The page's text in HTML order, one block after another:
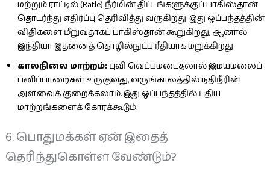
மற்றும் ராட்டில் (Ratle) நீர்மின் திட்டங்களுக்குப் பாகிஸ்தான்
தொடர்ந்து எதிர்ப்பு தெரிவித்து வருகிறது. இது ஒப்பந்தத்தின்
விதிகளை மீறுவதாகப் பாகிஸ்தான் கூறுகிறது, ஆனால்
இந்தியா இதனைத் தொழில்நுட்ப ரீதியாக மறுக்கிறது.
காலநிலை மாற்றம்: புவி வெப்பமடைதலால் இமயமலைப்
பனிப்பாறைகள் உருகுவது, வருங்காலத்தில் நதிநீரின்
அளவைக் குறைக்கலாம். இது ஒப்பந்தத்தில் புதிய
மாற்றங்களைக் கோரக்கூடும்.
6. பொதுமக்கள் ஏன் இதைத்
தெரிந்துகொள்ள வேண்டும்?